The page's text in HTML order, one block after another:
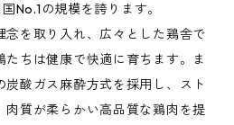
No.1の規模を誇ります。
念を取り入れ、広々とした鶏舎で
ちは健康で快適に育ちます。ま
酸ガス麻酔方式を採用し、スト
肉質が柔らかい高品質な鶏肉を提